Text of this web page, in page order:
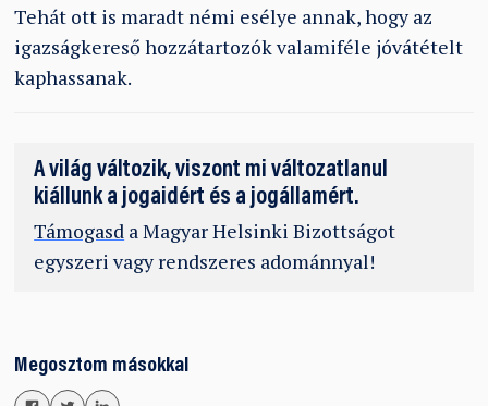
Tehát ott is maradt némi esélye annak, hogy az
igazságkereső hozzátartozók valamiféle jóvátételt
kaphassanak.
A világ változik, viszont mi változatlanul
kiállunk a jogaidért és a jogállamért.
Támogasd a Magyar Helsinki Bizottságot
egyszeri vagy rendszeres adománnyal!
Megosztom másokkal